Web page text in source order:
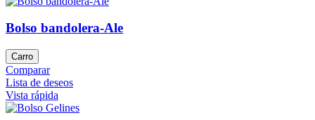
Bolso bandolera-Ale
Carro
Comparar
Lista de deseos
Vista rápida